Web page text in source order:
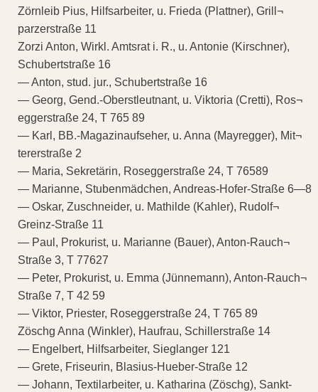
Zörnleib Pius, Hilfsarbeiter, u. Frieda (Plattner), Grill¬
parzerstraße 11
Zorzi Anton, Wirkl. Amtsrat i. R., u. Antonie (Kirschner),
Schubertstraße 16
— Anton, stud. jur., Schubertstraße 16
— Georg, Gend.-Oberstleutnant, u. Viktoria (Cretti), Ros¬
eggerstraße 24, T 765 89
— Karl, BB.-Magazinaufseher, u. Anna (Mayregger), Mit¬
tererstraße 2
— Maria, Sekretärin, Roseggerstraße 24, T 76589
— Marianne, Stubenmädchen, Andreas-Hofer-Straße 6—8
— Oskar, Zuschneider, u. Mathilde (Kahler), Rudolf¬
Greinz-Straße 11
— Paul, Prokurist, u. Marianne (Bauer), Anton-Rauch¬
Straße 3, T 77627
— Peter, Prokurist, u. Emma (Jünnemann), Anton-Rauch¬
Straße 7, T 42 59
— Viktor, Priester, Roseggerstraße 24, T 765 89
Zöschg Anna (Winkler), Haufrau, Schillerstraße 14
— Engelbert, Hilfsarbeiter, Sieglanger 121
— Grete, Friseurin, Blasius-Hueber-Straße 12
— Johann, Textilarbeiter, u. Katharina (Zöschg), Sankt-